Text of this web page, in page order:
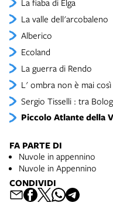
La fiaba di Elga
La valle dell'arcobaleno
Alberico
Ecoland
La guerra di Rendo
L' ombra non è mai
Sergio Tisselli : tra
Piccolo Atlante della
FA PARTE DI
Nuvole in appennino
Nuvole in Appennino
CONDIVIDI